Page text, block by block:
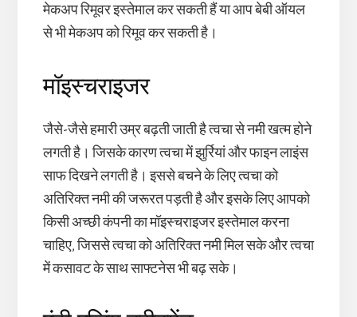
मेकअप रिमूवर इस्तेमाल कर सकती हैं या आप बेबी ऑयल
से भी मेकअप को रिमूव कर सकती है।
मॉइस्चराइजर
जैसे-जैसे हमारी उम्र बढ़ती जाती है त्वचा से नमी खत्म होने
लगती है। जिसके कारण त्वचा में झुर्रियां और फाइन लाइंस
साफ दिखने लगती है। इससे बचने के लिए त्वचा को
अतिरिक्त नमी की जरूरत पड़ती है और इसके लिए आपको
किसी अच्छी कंपनी का मॉइस्चराइजर इस्तेमाल करना
चाहिए, जिससे त्वचा को अतिरिक्त नमी मिल सके और त्वचा
में कसावट के साथ साफ्टनेस भी बढ़ सके।